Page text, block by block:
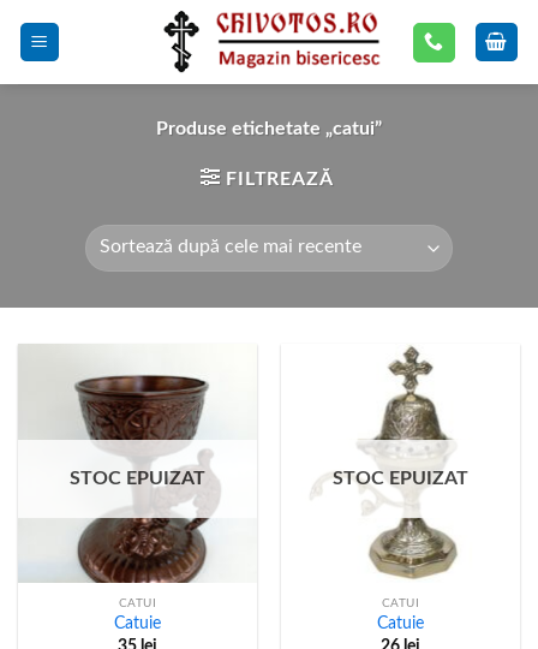
Produse etichetate „catui”
FILTREAZĂ
STOC EPUIZAT
CATUI
Catuie
STOC EPUIZAT
CATUI
Catuie